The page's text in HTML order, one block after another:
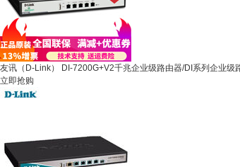
友讯（D-Link） DI-7200G+V2千兆企业级路由器/DI系列企业级
立即抢购